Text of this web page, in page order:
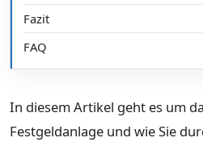
Fazit
FAQ
In diesem Artikel geht es um
Festgeldanlage und wie Sie